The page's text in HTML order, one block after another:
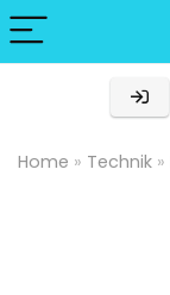
Home » Technik »